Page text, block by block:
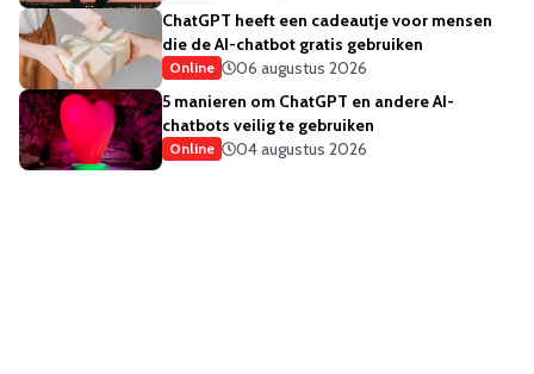
ChatGPT heeft een cadeautje voor mensen
die de AI-chatbot gratis gebruiken
Online
06 augustus 2026
5 manieren om ChatGPT en andere AI-
chatbots veilig te gebruiken
Online 04 augustus 2026